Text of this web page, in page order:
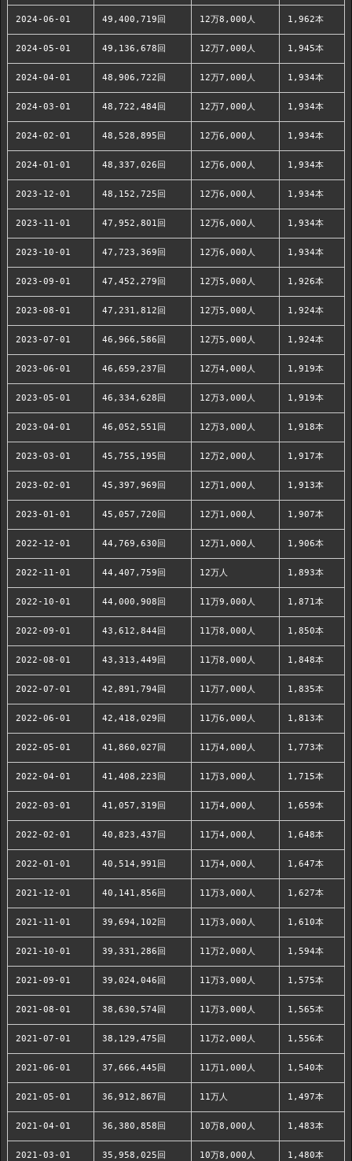
2024-06-01 49,400,719回 12万8,000人 1,962本
2024-05-01 49,136,678回 12万7,000人 1,945本
2024-04-01 48,906,722回 12万7,000人 1,934本
2024-03-01 48,722,484回 12万7,000人 1,934本
2024-02-01 48,528,895回 12万6,000人 1,934本
2024-01-01 48,337,026回 12万6,000人 1,934本
2023-12-01 48,152,725回 12万6,000人 1,934本
2023-11-01 47,952,801回 12万6,000人 1,934本
2023-10-01 47,723,369回 12万6,000人 1,934本
2023-09-01 47,452,279回 12万5,000人 1,926本
2023-08-01 47,231,812回 12万5,000人 1,924本
2023-07-01 46,966,586回 12万5,000人 1,924本
2023-06-01 46,659,237回 12万4,000人 1,919本
2023-05-01 46,334,628回 12万3,000人 1,919本
2023-04-01 46,052,551回 12万3,000人 1,918本
2023-03-01 45,755,195回 12万2,000人 1,917本
2023-02-01 45,397,969回 12万1,000人 1,913本
2023-01-01 45,057,720回 12万1,000人 1,907本
2022-12-01 44,769,630回 12万1,000人 1,906本
2022-11-01 44,407,759回 12万人 1,893本
2022-10-01 44,000,908回 11万9,000人 1,871本
2022-09-01 43,612,844回 11万8,000人 1,850本
2022-08-01 43,313,449回 11万8,000人 1,848本
2022-07-01 42,891,794回 11万7,000人 1,835本
2022-06-01 42,418,029回 11万6,000人 1,813本
2022-05-01 41,860,027回 11万4,000人 1,773本
2022-04-01 41,408,223回 11万3,000人 1,715本
2022-03-01 41,057,319回 11万4,000人 1,659本
2022-02-01 40,823,437回 11万4,000人 1,648本
2022-01-01 40,514,991回 11万4,000人 1,647本
2021-12-01 40,141,856回 11万3,000人 1,627本
2021-11-01 39,694,102回 11万3,000人 1,610本
2021-10-01 39,331,286回 11万2,000人 1,594本
2021-09-01 39,024,046回 11万3,000人 1,575本
2021-08-01 38,630,574回 11万3,000人 1,565本
2021-07-01 38,129,475回 11万2,000人 1,556本
2021-06-01 37,666,445回 11万1,000人 1,540本
2021-05-01 36,912,867回 11万人 1,497本
2021-04-01 36,380,858回 10万8,000人 1,483本
2021-03-01 35,958,025回 10万8,000人 1,480本